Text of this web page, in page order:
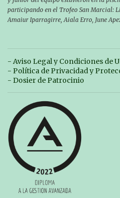
participando en el Trofeo San Marcial:
Amaiur Iparragirre, Aiala Erro, June
marcas. A pesar de no conseguir
sirvió para reforzar su experiencia. La
temporada, pero seguiremos trabajando
trabajando para que cada uno consiga
- Aviso Legal y Condiciones de
- Política de Privacidad y
- Dosier de Patrocinio